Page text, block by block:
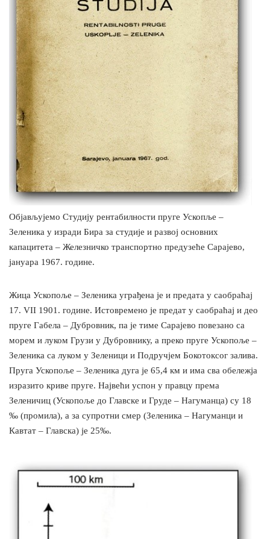
Објављујемо Студију рентабилности пруге Ускопље –
Зеленика у изради Бира за студије и развој основних
капацитета – Железничко транспортно предузеће Сарајево,
јануара 1967. године.
Жица Ускопоље – Зеленика уграђена је и предата у саобраћај
17. VII 1901. године. Истовремено је предат у саобраћај и део
пруге Габела – Дубровник, па је тиме Сарајево повезано са
морем и луком Грузи у Дубровнику, а преко пруге Ускопоље –
Зеленика са луком у Зеленици и Подручјем Бокотоксог залива.
Пруга Ускопоље – Зеленика дуга је 65,4 км и има сва обележја
изразито криве пруге. Највећи успон у правцу према
Зеленичиц (Ускопоље до Главске и Груде – Нагуманца) су 18
‰ (промила), а за супротни смер (Зеленика – Нагуманци и
Кавтат – Главска) је 25‰.